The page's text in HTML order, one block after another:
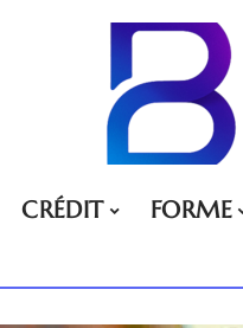
CRÉDIT FORME